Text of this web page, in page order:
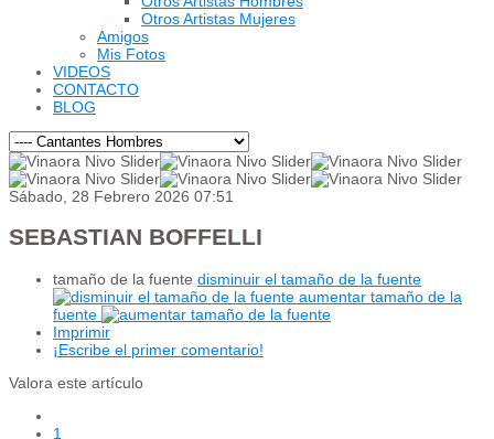
Otros Artistas Mujeres
Amigos
Mis Fotos
VIDEOS
CONTACTO
BLOG
Sábado, 28 Febrero 2026 07:51
SEBASTIAN BOFFELLI
tamaño de la fuente disminuir el tamaño de la fuente
aumentar tamaño de la
fuente
Imprimir
¡Escribe el primer comentario!
Valora este artículo
1